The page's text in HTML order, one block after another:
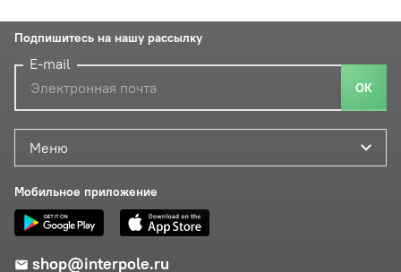
Меню
Мобильное приложение
shop@interpole.ru
Подпишитесь на нашу рассылку
E-mail
ОК